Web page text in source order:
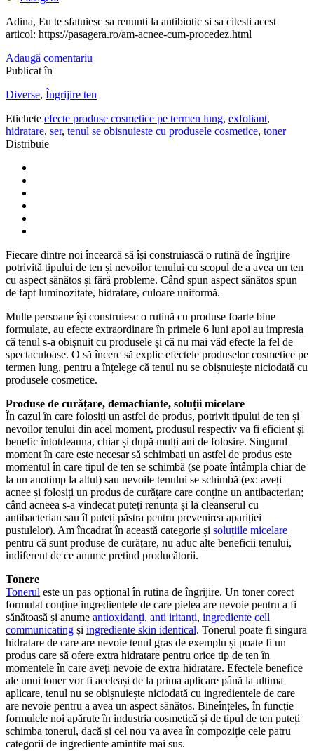
Adina, Eu te sfatuiesc sa renunti la antibiotic si sa citesti acest
articol: https://pasagera.ro/am-acnee-cum-procedez.html
Adaugă comentariu
Publicat în
Diverse, Îngrijire ten
Etichete efecte produse cosmetice pe termen lung, exfoliant,
hidratare, ser, tenul se obisnuieste cu produsele cosmetice, toner
Distribuie
Fiecare dintre noi încearcă să își construiască o rutină de îngrijire
potrivită tipului de ten și nevoilor tenului cu scopul de a avea un ten
cu aspect sănătos și fără probleme. Când spun aspect sănătos spun
de fapt luminozitate, hidratare, culoare uniformă.
Multe persoane își construiesc o rutină cu produse foarte bine
formulate, au efecte extraordinare în primele 6 luni apoi au impresia
că tenul s-a obișnuit cu produsele și că nu mai văd efecte la fel de
spectaculoase. O să încerc să explic efectele produselor cosmetice pe
termen lung, pentru a înțelege că tenul nu se obișnuiește niciodată cu
produsele cosmetice.
Produse de curățare, demachiante, soluții micelare
În cazul în care folosiți un astfel de produs, potrivit tipului de ten și
nevoilor tenului din acel moment, produsul respectiv va fi eficient și
benefic întotdeauna, chiar și după mulți ani de folosire. Singurul
moment în care este necesar să schimbați un astfel de produs este
momentul în care tipul de ten se schimbă (se poate întâmpla chiar de
la un anotimp la altul) sau nevoile tenului se schimbă (ex: aveți
acnee și folosiți un produs de curățare care conține un antibacterian;
când acneea s-a vindecat puteți renunța și la cleanserul cu
antibacterian sau îl puteți păstra pentru prevenirea apariției
pustulelor). Am încadrat în această categorie și soluțiile micelare
pentru că sunt produse de curățare, nu aduc alte beneficii tenului,
indiferent de ce anume pretind producătorii.
Tonere
Tonerul este un pas opțional în rutina de îngrijire. Un toner corect
formulat conține ingredientele de care pielea are nevoie pentru a fi
sănătoasă și anume antioxidanți, anti iritanți, ingrediente cell
communicating și ingrediente skin identical. Tonerul poate fi singura
hidratare de care are nevoie tenul gras de exemplu și poate fi un
produs care să ofere extra hidratare pentru orice tip de ten în
momentele în care aveți nevoie de extra hidratare. Efectele benefice
ale unui toner vor fi aceleași de la prima aplicare până la ultima
aplicare, tenul nu se obișnuiește niciodată cu ingredientele de care
are nevoie pentru a avea un aspect sănătos. Bineînțeles, în funcție
formulele noi apărute în industria cosmetică și de tipul de ten puteți
schimba tonerul, dacă și cel nou va avea în compoziție cele patru
categorii de ingrediente amintite mai sus.